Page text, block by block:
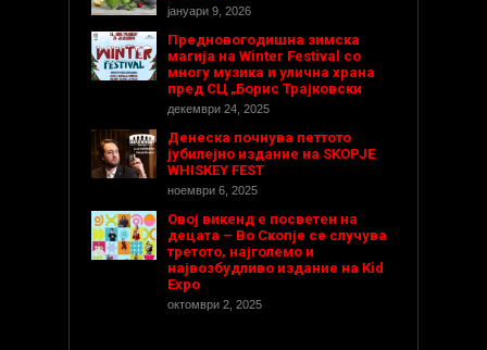
јануари 9, 2026
Предновогодишнa зимска
магија на Winter Festival со
многу музика и улична храна
пред СЦ „Борис Трајковски
декември 24, 2025
Денеска почнува петтото
јубилејно издание на SKOPJE
WHISKEY FEST
ноември 6, 2025
Овој викенд е посветен на
децата – Во Скопје се случува
третото, најголемо и
највозбудливо издание на Kid
Expo
октомври 2, 2025